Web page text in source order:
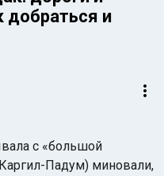
добраться и
с «большой
Падум) миновали,